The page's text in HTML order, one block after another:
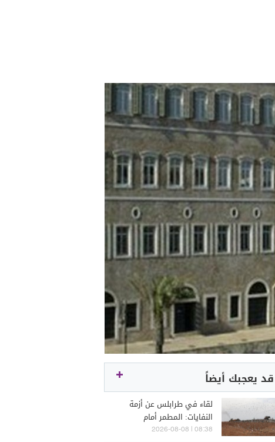
قد يعجبك أيضاً
لقاء في طرابلس عن أزمة
النفايات: المطمر أمام
استحقاق الإقفال
08:38 | 2026-08-08